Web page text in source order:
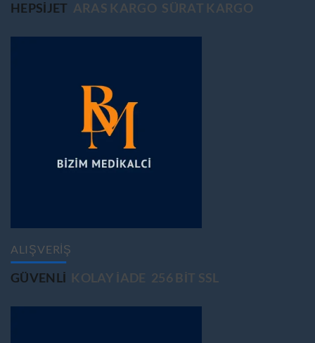
HEPSIJET ARAS KARGO SÜRAT KARGO
ALIŞVERİŞ
GÜVENLİ KOLAY İADE 256 BİT SSL